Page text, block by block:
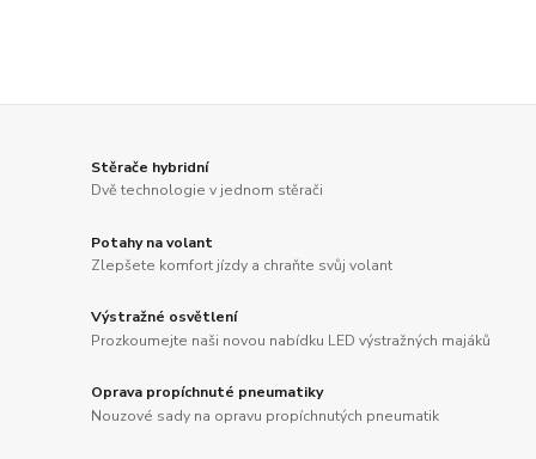
Stěrače hybridní
Dvě technologie v jednom stěrači
Potahy na volant
Zlepšete komfort jízdy a chraňte svůj volant
Výstražné osvětlení
Prozkoumejte naši novou nabídku LED výstražných majáků
Oprava propíchnuté pneumatiky
Nouzové sady na opravu propíchnutých pneumatik